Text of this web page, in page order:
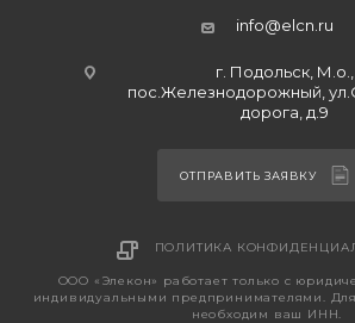
info@elcn.ru
г. Подольск, М.о.,
пос.Железнодорожный,
дорога, д.9
ОТПРАВИТЬ ЗАЯВКУ
ПОЛИТИКА
ООО «Элекон» работает только с
индивидуальными предпринимателями.
необходим ваш ИНН.